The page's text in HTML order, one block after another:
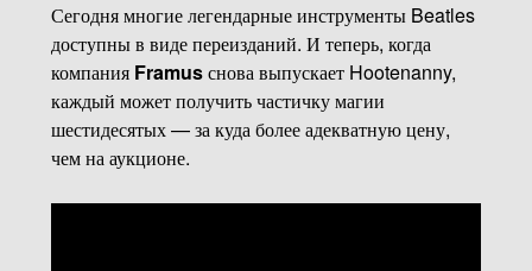
Сегодня многие легендарные инструменты Beatles
доступны в виде переизданий. И теперь, когда
компания Framusснова выпускает Hootenanny,
каждый может получить частичку магии
шестидесятых — за куда более адекватную цену,
чем на аукционе.